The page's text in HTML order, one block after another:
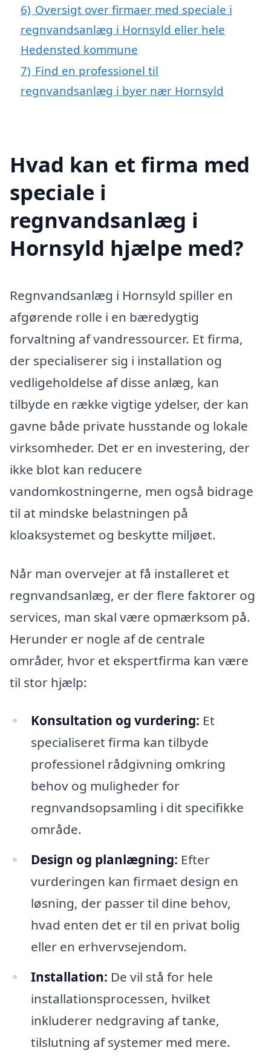
6) Oversigt over firmaer med speciale i
regnvandsanlæg i Hornsyld eller hele
Hedensted kommune
7) Find en professionel til
regnvandsanlæg i byer nær Hornsyld
Hvad kan et firma med
speciale i
regnvandsanlæg i
Hornsyld hjælpe med?
Regnvandsanlæg i Hornsyld spiller en
afgørende rolle i en bæredygtig
forvaltning af vandressourcer. Et firma,
der specialiserer sig i installation og
vedligeholdelse af disse anlæg, kan
tilbyde en række vigtige ydelser, der kan
gavne både private husstande og lokale
virksomheder. Det er en investering, der
ikke blot kan reducere
vandomkostningerne, men også bidrage
til at mindske belastningen på
kloaksystemet og beskytte miljøet.
Når man overvejer at få installeret et
regnvandsanlæg, er der flere faktorer og
services, man skal være opmærksom på.
Herunder er nogle af de centrale
områder, hvor et ekspertfirma kan være
til stor hjælp:
Konsultation og vurdering: Et
specialiseret firma kan tilbyde
professionel rådgivning omkring
behov og muligheder for
regnvandsopsamling i dit specifikke
område.
Design og planlægning: Efter
vurderingen kan firmaet design en
løsning, der passer til dine behov,
hvad enten det er til en privat bolig
eller en erhvervsejendom.
Installation: De vil stå for hele
installationsprocessen, hvilket
inkluderer nedgraving af tanke,
tilslutning af systemer med mere.